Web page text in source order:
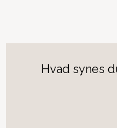
Hvad synes